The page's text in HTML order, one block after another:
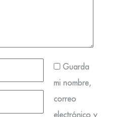
Guarda
mi nombre,
correo
electrónico y